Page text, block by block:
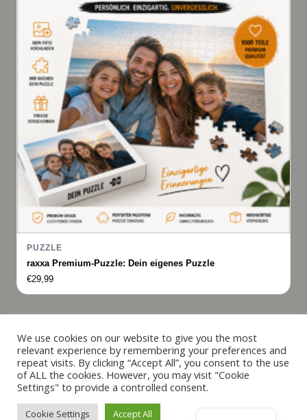
PUZZLE
raxxa Premium-Puzzle: Dein eigenes Puzzle
€29,99
© 2019 - 2026 raxxa
We use cookies on our website to give you the most
relevant experience by remembering your preferences and
repeat visits. By clicking “Accept All”, you consent to the use
of ALL the cookies. However, you may visit "Cookie
Settings" to provide a controlled consent.
Cookie Settings Accept All
Español
Français
Italiano